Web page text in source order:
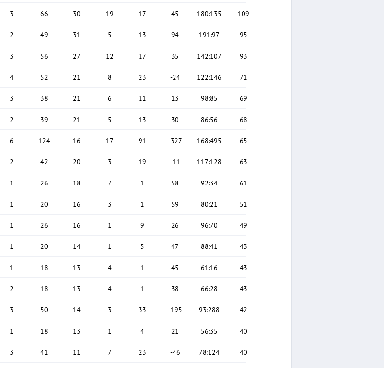
3 66 30 19 17 45 180:135 109
2 49 31 5 13 94 191 :97 95
3 56 27 12 17 35 142:107 93
4 52 21 8 23 -24 122:146 71
3 38 21 6 11 13 98:85 69
2 39 21 5 13 30 86:56 68
6 124 16 17 91 -327 168:495 65
2 42 20 3 19 -11 117:128 63
1 26 18 7 1 58 92:34 61
1 20 16 3 1 59 80:21 51
1 26 16 1 9 26 96:70 49
1 20 14 1 5 47 88:41 43
1 18 13 4 1 45 61 :16 43
2 18 13 4 1 38 66:28 43
3 50 14 3 33 -195 93:288 42
1 18 13 1 4 21 56:35 40
3 41 11 7 23 -46 78:124 40